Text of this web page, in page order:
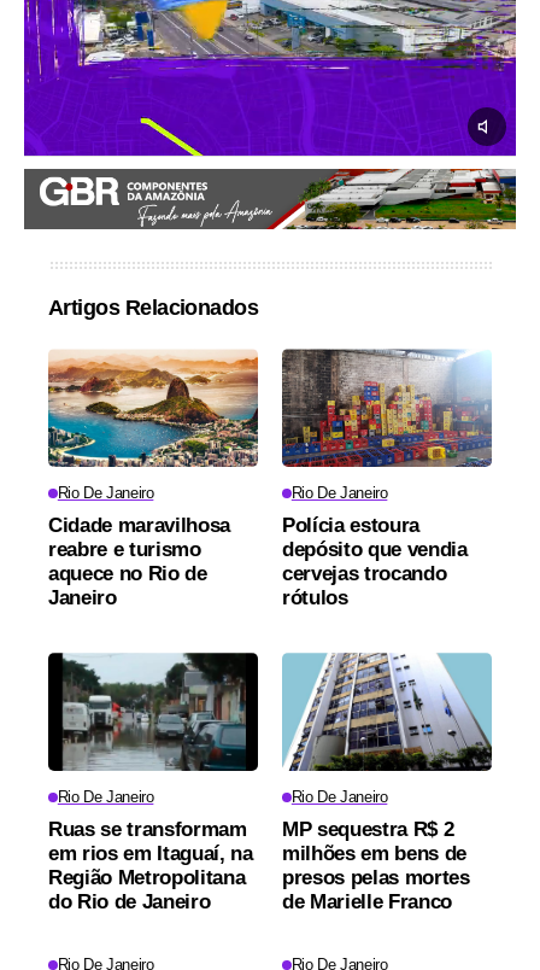
Artigos Relacionados
Rio De Janeiro
Cidade maravilhosa
reabre e turismo
aquece no Rio de
Janeiro
Rio De Janeiro
Polícia estoura
depósito que vendia
cervejas trocando
rótulos
Rio De Janeiro
Ruas se transformam
em rios em Itaguaí, na
Região Metropolitana
do Rio de Janeiro
Rio De Janeiro
MP sequestra R$ 2
milhões em bens de
presos pelas mortes
de Marielle Franco
Rio De Janeiro Rio De Janeiro